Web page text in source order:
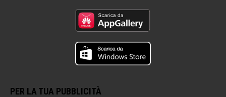
PER LA TUA PUBBLICITÀ